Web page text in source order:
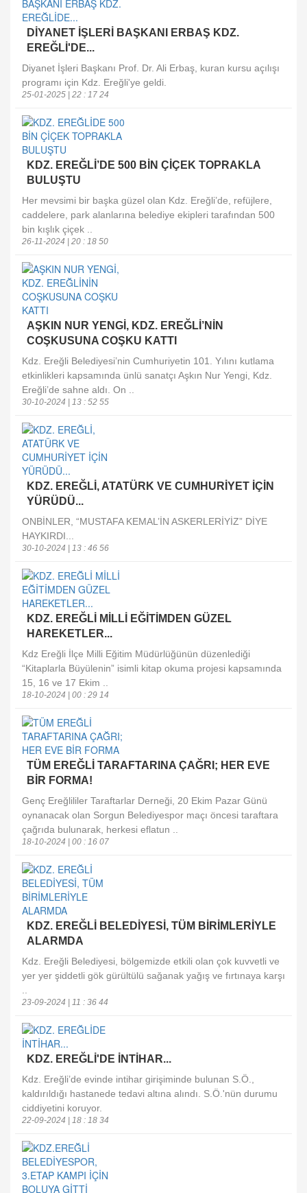
DİYANET İŞLERİ BAŞKANI ERBAŞ KDZ.
EREĞLİ'DE...
Diyanet İşleri Başkanı Prof. Dr. Ali Erbaş, kuran kursu açılışı
programı için Kdz. Ereğli'ye geldi.
25-01-2025 | 22 : 17 24
KDZ. EREĞLİ’DE 500 BİN ÇİÇEK TOPRAKLA
BULUŞTU
Her mevsimi bir başka güzel olan Kdz. Ereğli’de, refüjlere,
caddelere, park alanlarına belediye ekipleri tarafından 500
bin kışlık çiçek ..
26-11-2024 | 20 : 18 50
AŞKIN NUR YENGİ, KDZ. EREĞLİ’NİN
COŞKUSUNA COŞKU KATTI
Kdz. Ereğli Belediyesi’nin Cumhuriyetin 101. Yılını kutlama
etkinlikleri kapsamında ünlü sanatçı Aşkın Nur Yengi, Kdz.
Ereğli’de sahne aldı. On ..
30-10-2024 | 13 : 52 55
KDZ. EREĞLİ, ATATÜRK VE CUMHURİYET İÇİN
YÜRÜDÜ...
ONBİNLER, “MUSTAFA KEMAL’İN ASKERLERİYİZ” DİYE
HAYKIRDI...
30-10-2024 | 13 : 46 56
KDZ. EREĞLİ MİLLİ EĞİTİMDEN GÜZEL
HAREKETLER...
Kdz Ereğli İlçe Milli Eğitim Müdürlüğünün düzenlediği
“Kitaplarla Büyülenin” isimli kitap okuma projesi kapsamında
15, 16 ve 17 Ekim ..
18-10-2024 | 00 : 29 14
TÜM EREĞLİ TARAFTARINA ÇAĞRI; HER EVE
BİR FORMA!
Genç Ereğlililer Taraftarlar Derneği, 20 Ekim Pazar Günü
oynanacak olan Sorgun Belediyespor maçı öncesi taraftara
çağrıda bulunarak, herkesi eflatun ..
18-10-2024 | 00 : 16 07
KDZ. EREĞLİ BELEDİYESİ, TÜM BİRİMLERİYLE
ALARMDA
Kdz. Ereğli Belediyesi, bölgemizde etkili olan çok kuvvetli ve
yer yer şiddetli gök gürültülü sağanak yağış ve fırtınaya karşı
..
23-09-2024 | 11 : 36 44
KDZ. EREĞLİ'DE İNTİHAR...
Kdz. Ereğli’de evinde intihar girişiminde bulunan S.Ö.,
kaldırıldığı hastanede tedavi altına alındı. S.Ö.'nün durumu
ciddiyetini koruyor.
22-09-2024 | 18 : 18 34